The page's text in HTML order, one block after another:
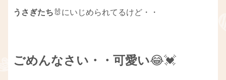
うさぎたち 🐰にいじめられてるけど・・
ごめんなさい・・可愛い😂💓